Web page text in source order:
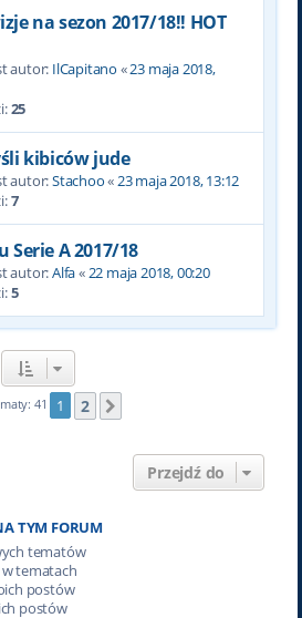
na sezon 2017/18!! HOT
autor: IlCapitano «23 maja 2018,
25
kibiców jude
autor:Stachoo«23 maja 2018, 13:12
7
Serie A 2017/18
autor:Alfa«22 maja 2018, 00:20
5
41 1 2
Przejdź do
TYM FORUM
tematów
tematach
postów
postów